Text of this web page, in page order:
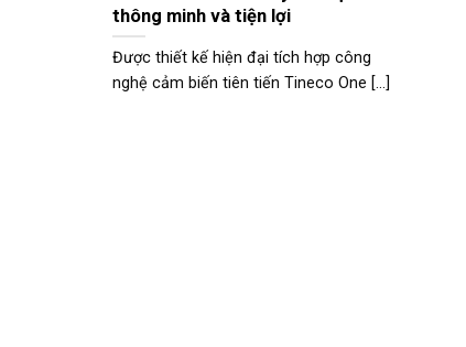
thông minh và tiện lợi
Được thiết kế hiện đại tích hợp công
nghệ cảm biến tiên tiến Tineco One [...]